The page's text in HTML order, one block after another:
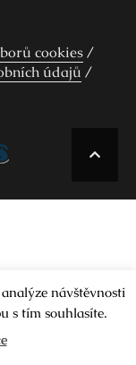
cookies
údajů
návštěvnosti
s tím souhlasíte.